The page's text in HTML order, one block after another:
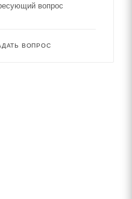
вопрос
ВОПРОС